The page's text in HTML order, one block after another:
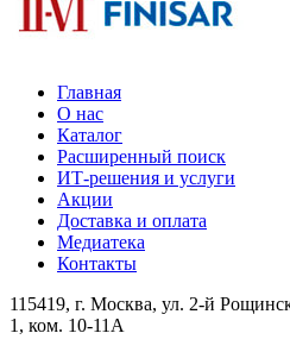
Главная
О нас
Каталог
Расширенный поиск
ИТ-решения и услуги
Акции
Доставка и оплата
Медиатека
Контакты
115419, г. Москва, ул. 2-й
1, ком. 10-11А